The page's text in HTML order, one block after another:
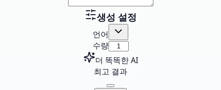
생성 설정
언어
수량
더 똑똑한 AI
최고 결과